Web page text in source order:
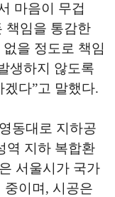
마음이 무겁
책임을 통감한
을 정도로 책임
생하지 않도록
다”고 말했다.
동대로 지하공
역 지하 복합환
서울시가 국가
중이며, 시공은